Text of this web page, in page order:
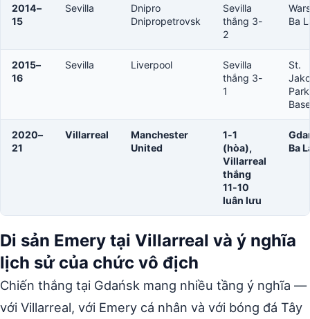
2014–
15
Sevilla
Dnipro
Dnipropetrovsk
Sevilla
thắng 3-
2
Ba
2015–
16
Sevilla Liverpool
Sevilla
thắng 3-
1
St.
2020–
21
Villarreal
Manchester
United
1-1
(hòa),
Villarreal
thắng
11-10
luân lưu
Ba
Di sản Emery tại Villarreal và ý nghĩa
lịch sử của chức vô địch
Chiến thắng tại Gdańsk mang nhiều tầng ý nghĩa —
với Villarreal, với Emery cá nhân và với bóng đá Tây